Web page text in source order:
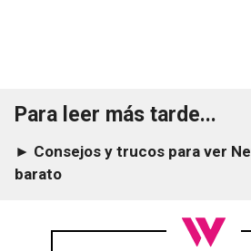
Para leer más tarde...
► Consejos y trucos para ver
barato